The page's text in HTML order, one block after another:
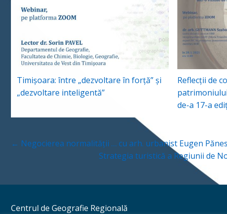
Timişoara: între „dezvoltare în forţă” şi
„dezvoltare inteligentă”
Reflecții de
de-a 17-a
Navigare
în
← Negocierea normalității … cu arh. urbanist Eugen
Strategia turistică a Regiunii de
Centrul de Geografie Regională